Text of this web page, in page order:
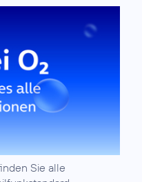
Sie alle